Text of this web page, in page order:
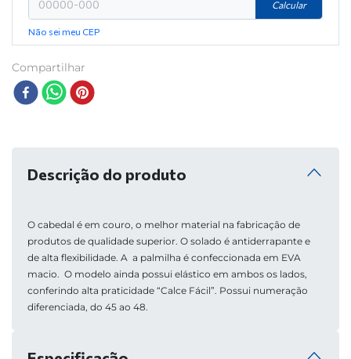
Calcular
Não sei meu CEP
Compartilhar
Descrição do produto
O cabedal é em couro, o melhor material na fabricação de
produtos de qualidade superior. O solado é antiderrapante e
de alta flexibilidade. A  a palmilha é confeccionada em EVA
macio.  O modelo ainda possui elástico em ambos os lados,
conferindo alta praticidade “Calce Fácil”. Possui numeração
diferenciada, do 45 ao 48.